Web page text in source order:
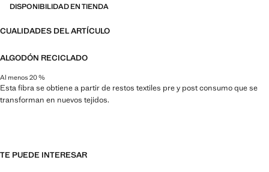
DISPONIBILIDAD EN TIENDA
CUALIDADES DEL ARTÍCULO
ALGODÓN RECICLADO
Al menos 20 %
Esta fibra se obtiene a partir de restos textiles pre y post consumo que se
transforman en nuevos tejidos.
TE PUEDE INTERESAR